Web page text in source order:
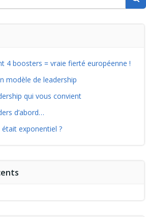
4 boosters = vraie fierté européenne !
modèle de leadership
qui vous convient
d’abord…
était exponentiel ?